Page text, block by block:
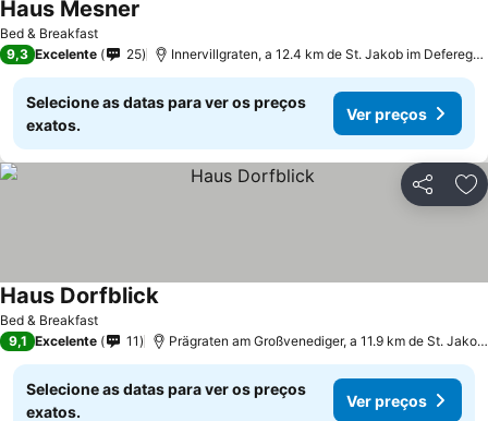
Bed & Breakfast
Haus Mesner
9,3 Excelente 25 Innervillgraten, a 12.4 km de St. Jakob im Defereggental
Selecione as datas para ver os preços
exatos.
Ver preços
Partilhar
Bed & Breakfast
Haus Dorfblick
9,1 Excelente 11 Prägraten am Großvenediger, a 11.9 km de St. Jakob im Defereggental
Selecione as datas para ver os preços
exatos.
Ver preços